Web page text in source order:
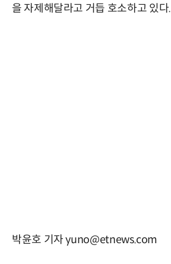
을 자제해달라고 거듭 호소하고 있다.
박윤호 기자 yuno@etnews.com